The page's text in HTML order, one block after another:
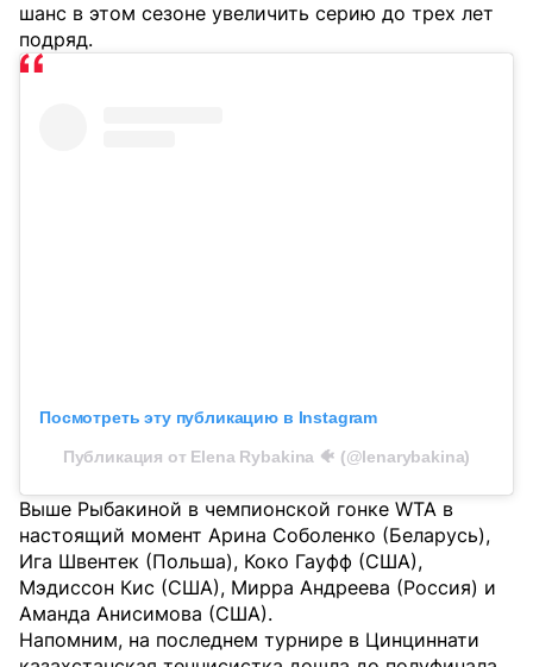
шанс в этом сезоне увеличить серию до трех лет
подряд.
Посмотреть эту публикацию в Instagram
Публикация от Elena Rybakina 🐠 (@lenarybakina)
Выше Рыбакиной в чемпионской гонке WTA в
настоящий момент Арина Соболенко (Беларусь),
Ига Швентек (Польша), Коко Гауфф (США),
Мэдиссон Кис (США), Мирра Андреева (Россия) и
Аманда Анисимова (США).
Напомним, на последнем турнире в Цинциннати